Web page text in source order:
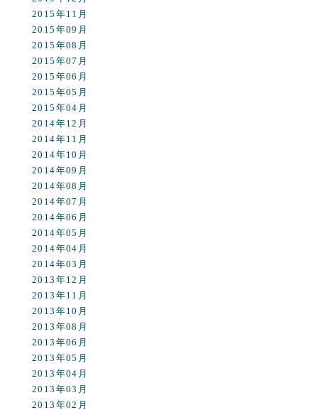
2015年11月
2015年09月
2015年08月
2015年07月
2015年06月
2015年05月
2015年04月
2014年12月
2014年11月
2014年10月
2014年09月
2014年08月
2014年07月
2014年06月
2014年05月
2014年04月
2014年03月
2013年12月
2013年11月
2013年10月
2013年08月
2013年06月
2013年05月
2013年04月
2013年03月
2013年02月